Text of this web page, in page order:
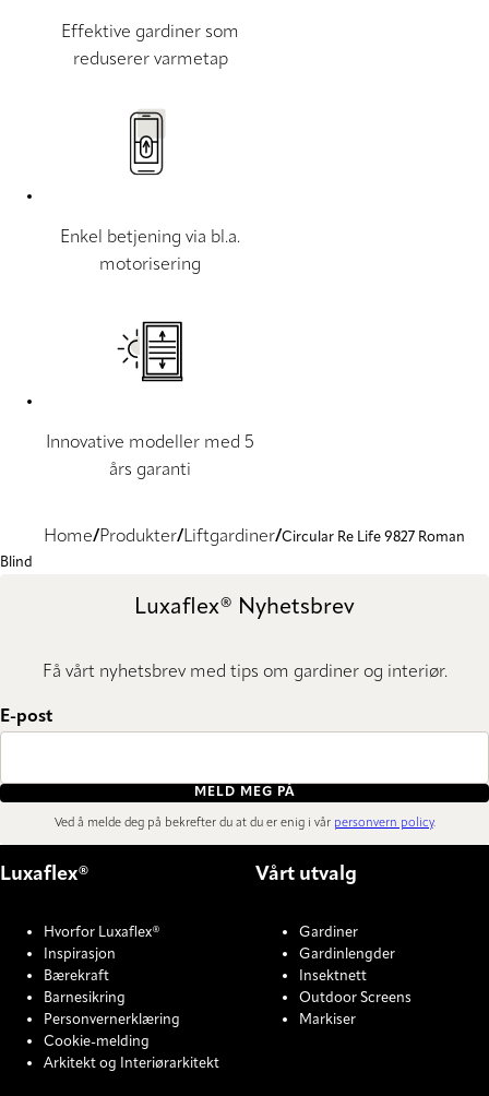
Effektive gardiner som
reduserer varmetap
Enkel betjening via bl.a.
motorisering
Innovative modeller med 5
års garanti
Home Produkter Liftgardiner Circular Re Life 9827 Roman
Blind
Luxaflex® Nyhetsbrev
Få vårt nyhetsbrev med tips om gardiner og interiør.
E-post
MELD MEG PÅ
Ved å melde deg på bekrefter du at du er enig i vår personvern policy.
Luxaflex®
Hvorfor Luxaflex®
Inspirasjon
Bærekraft
Barnesikring
Personvernerklæring
Cookie-melding
Arkitekt og Interiørarkitekt
Vårt utvalg
Gardiner
Gardinlengder
Insektnett
Outdoor Screens
Markiser